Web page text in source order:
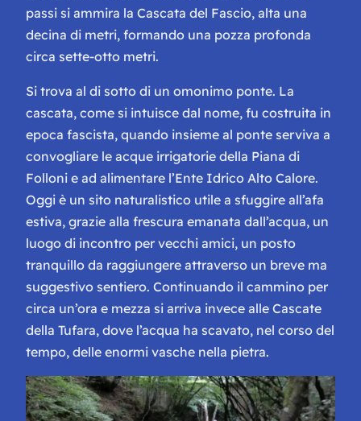
passi si ammira la Cascata del Fascio, alta una
decina di metri, formando una pozza profonda
circa sette-otto metri.
Si trova al di sotto di un omonimo ponte. La
cascata, come si intuisce dal nome, fu costruita in
epoca fascista, quando insieme al ponte serviva a
convogliare le acque irrigatorie della Piana di
Folloni e ad alimentare l’Ente Idrico Alto Calore.
Oggi è un sito naturalistico utile a sfuggire all’afa
estiva, grazie alla frescura emanata dall’acqua, un
luogo di incontro per vecchi amici, un posto
tranquillo da raggiungere attraverso un breve ma
suggestivo sentiero. Continuando il cammino per
circa un’ora e mezza si arriva invece alle Cascate
della Tufara, dove l’acqua ha scavato, nel corso del
tempo, delle enormi vasche nella pietra.